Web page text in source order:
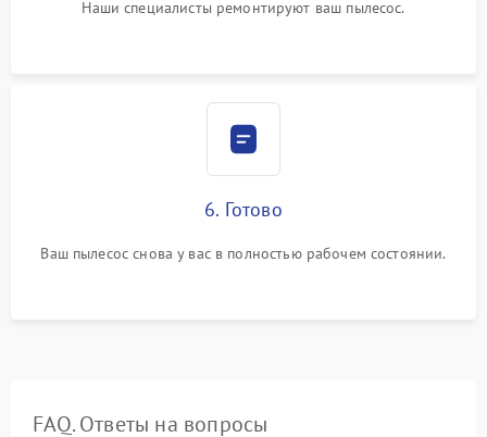
Наши специалисты ремонтируют ваш пылесос.
6. Готово
Ваш пылесос снова у вас в полностью рабочем состоянии.
FAQ. Ответы на вопросы